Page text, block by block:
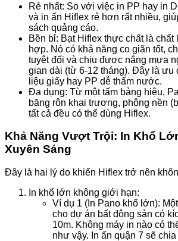
Rẻ nhất: So với việc in PP hay in
và in ấn Hiflex rẻ hơn rất nhiều,
sách quảng cáo.
Bền bỉ: Bạt Hiflex thực chất là
hợp. Nó có khả năng co giãn tốt,
tuyệt đối và chịu được nắng mưa
gian dài (từ 6-12 tháng). Đây là ưu
liệu giấy hay PP dễ thấm nước.
Đa dụng: Từ một tấm bảng hiệu,
băng rôn khai trương, phông nền
tất cả đều có thể dùng Hiflex.
Khả Năng Vượt Trội: In Khổ
Xuyên Sáng
Đây là hai lý do khiến Hiflex trở nên
In khổ lớn không giới hạn:
Ví dụ 1 (In Pano khổ lớn):
cho dự án bất động sản có
10m. Không máy in nào có
như vậy. In ấn quận 7 sẽ